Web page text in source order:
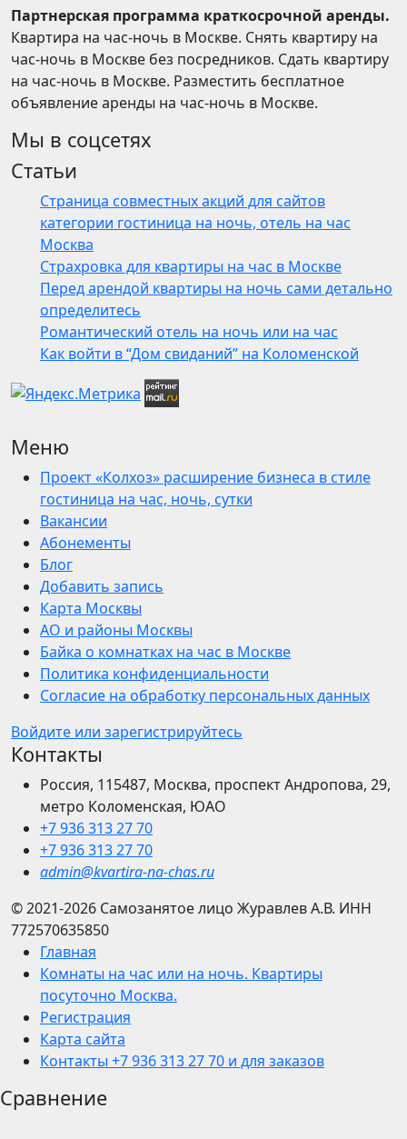
Партнерская программа краткосрочной аренды.
Квартира на час-ночь в Москве. Снять квартиру на
час-ночь в Москве без посредников. Сдать квартиру
на час-ночь в Москве. Разместить бесплатное
объявление аренды на час-ночь в Москве.
Мы в соцсетях
Статьи
Страница совместных акций для сайтов
категории гостиница на ночь, отель на час
Москва
Страхровка для квартиры на час в Москве
Перед арендой квартиры на ночь сами детально
определитесь
Романтический отель на ночь или на час
Как войти в “Дом свиданий” на Коломенской
Меню
Проект «Колхоз» расширение бизнеса в стиле
гостиница на час, ночь, сутки
Вакансии
Абонементы
Блог
Добавить запись
Карта Москвы
АО и районы Москвы
Байка о комнатках на час в Москве
Политика конфиденциальности
Согласие на обработку персональных данных
Войдите или зарегистрируйтесь
Контакты
Россия, 115487, Москва, проспект Андропова, 29,
метро Коломенская, ЮАО
+7 936 313 27 70
+7 936 313 27 70
admin@kvartira-na-chas.ru
© 2021-2026 Самозанятое лицо Журавлев А.В. ИНН
772570635850
Главная
Комнаты на час или на ночь. Квартиры
посуточно Москва.
Регистрация
Карта сайта
Контакты +7 936 313 27 70 и для заказов
Сравнение